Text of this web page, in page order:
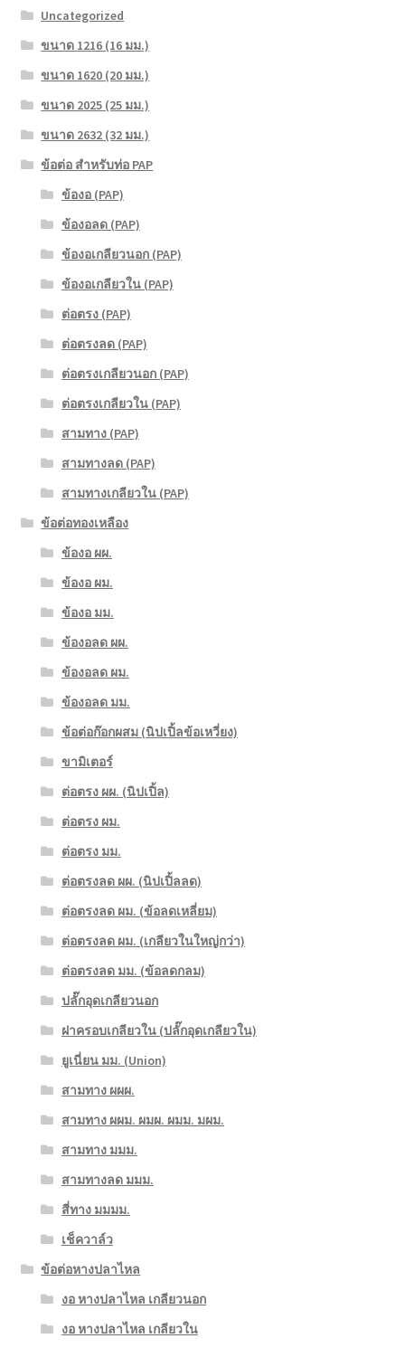
Uncategorized
ขนาด 1216 (16 มม.)
ขนาด 1620 (20 มม.)
ขนาด 2025 (25 มม.)
ขนาด 2632 (32 มม.)
ข้อต่อ สำหรับท่อ PAP
ข้องอ (PAP)
ข้องอลด (PAP)
ข้องอเกลียวนอก (PAP)
ข้องอเกลียวใน (PAP)
ต่อตรง (PAP)
ต่อตรงลด (PAP)
ต่อตรงเกลียวนอก (PAP)
ต่อตรงเกลียวใน (PAP)
สามทาง (PAP)
สามทางลด (PAP)
สามทางเกลียวใน (PAP)
ข้อต่อทองเหลือง
ข้องอ ผผ.
ข้องอ ผม.
ข้องอ มม.
ข้องอลด ผผ.
ข้องอลด ผม.
ข้องอลด มม.
ข้อต่อก๊อกผสม (นิปเปิ้ลข้อเหวี่ยง)
ขามิเตอร์
ต่อตรง ผผ. (นิปเปิ้ล)
ต่อตรง ผม.
ต่อตรง มม.
ต่อตรงลด ผผ. (นิปเปิ้ลลด)
ต่อตรงลด ผม. (ข้อลดเหลี่ยม)
ต่อตรงลด ผม. (เกลียวในใหญ่กว่า)
ต่อตรงลด มม. (ข้อลดกลม)
ปลั๊กอุดเกลียวนอก
ฝาครอบเกลียวใน (ปลั๊กอุดเกลียวใน)
ยูเนี่ยน มม. (Union)
สามทาง ผผผ.
สามทาง ผผม. ผมผ. ผมม. มผม.
สามทาง มมม.
สามทางลด มมม.
สี่ทาง มมมม.
เช็ควาล์ว
ข้อต่อหางปลาไหล
งอ หางปลาไหล เกลียวนอก
งอ หางปลาไหล เกลียวใน